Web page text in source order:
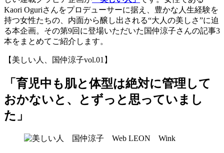
Kaori Oguriさんをプロデューサーに据え、豊かな人生経験を
持つ女性たちの、内面から醸し出される“大人の美しさ”に迫
る本企画。その第9回に登場いただいた国仲涼子さんの記事3
本をまとめてご紹介します。
【美しい人、国仲涼子vol.01】
「育児中も肌と体型は絶対に管理して
おかないと、とずっと思っていまし
た」